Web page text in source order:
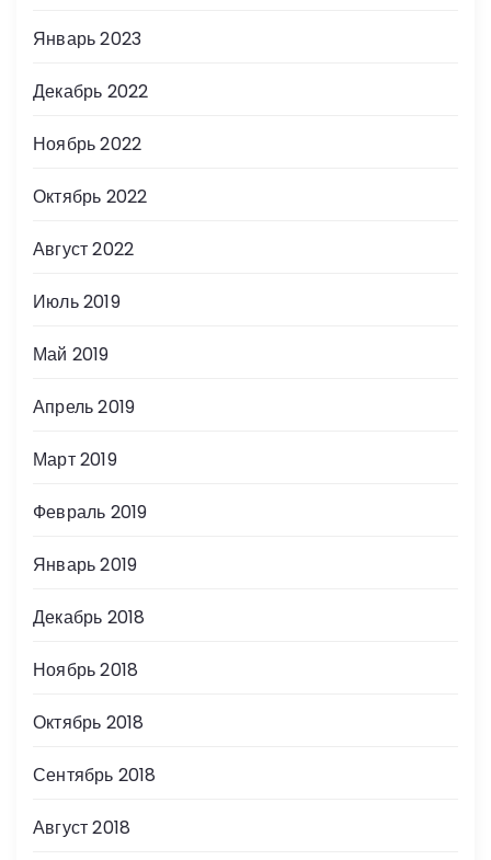
Январь 2023
Декабрь 2022
Ноябрь 2022
Октябрь 2022
Август 2022
Июль 2019
Май 2019
Апрель 2019
Март 2019
Февраль 2019
Январь 2019
Декабрь 2018
Ноябрь 2018
Октябрь 2018
Сентябрь 2018
Август 2018